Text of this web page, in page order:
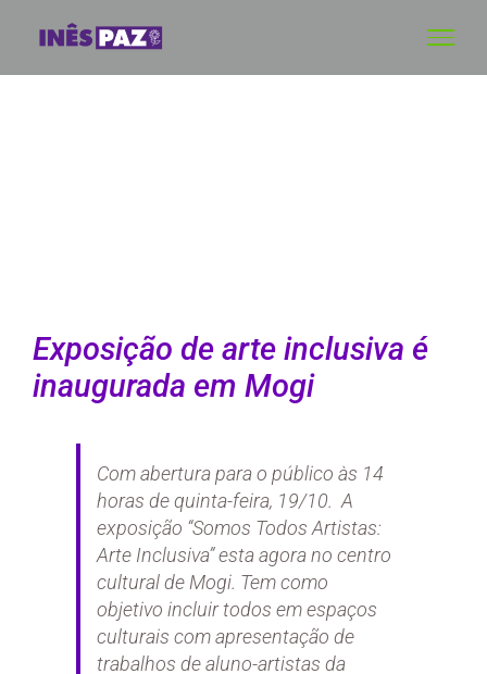
Exposição de arte inclusiva é
inaugurada em Mogi
Com abertura para o público às 14
horas de quinta-feira, 19/10. A
exposição “Somos Todos Artistas:
Arte Inclusiva” esta agora no centro
cultural de Mogi. Tem como
objetivo incluir todos em espaços
culturais com apresentação de
trabalhos de aluno-artistas da